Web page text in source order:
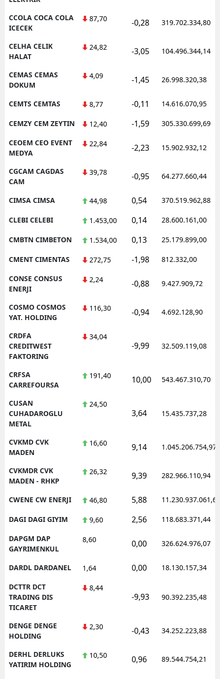
CCOLA COCA COLA
ICECEK
87,70 -0,28 319.702.334,80
CELHA CELIK
HALAT
24,82 -3,05 104.496.344,14
CEMAS CEMAS
DOKUM
4,09 -1,45 26.998.320,38
CEMTS CEMTAS 8,77 -0,11 14.616.070,95
CEMZY CEM ZEYTIN 12,40 -1,59 305.330.699,69
CEOEM CEO EVENT
MEDYA
22,84 -2,23 15.902.932,12
CGCAM CAGDAS
CAM
39,78 -0,95 64.277.660,44
CIMSA CIMSA 44,98 0,54 370.519.962,88
CLEBI CELEBI 1.453,00 0,14 28.600.161,00
CMBTN CIMBETON 1.534,00 0,13 25.179.899,00
CMENT CIMENTAS 272,75 -1,98 812.332,00
CONSE CONSUS
ENERJI
2,24 -0,88 9.427.909,72
COSMO COSMOS
YAT. HOLDING
116,30 -0,94 4.692.128,90
CRDFA
CREDITWEST
FAKTORING
34,04
-9,99 32.509.119,08
CRFSA
CARREFOURSA
191,40 10,00 543.467.310,70
CUSAN
CUHADAROGLU
METAL
24,50
3,64 15.435.737,28
CVKMD CVK
MADEN
16,60 9,14 1.045.206.754,97
CVKMDR CVK
MADEN - RHKP
26,32 9,39 282.966.110,94
CWENE CW ENERJI 46,80 5,88 11.230.937.061,62
DAGI DAGI GIYIM 9,60 2,56 118.683.371,44
DAPGM DAP
GAYRIMENKUL
8,60 0,00 326.624.976,07
DARDL DARDANEL 1,64 0,00 18.130.157,34
DCTTR DCT
TRADING DIS
TICARET
8,44
-9,93 90.392.235,48
DENGE DENGE
HOLDING
2,30 -0,43 34.252.223,88
DERHL DERLUKS
YATIRIM HOLDING
10,50 0,96 89.544.754,21